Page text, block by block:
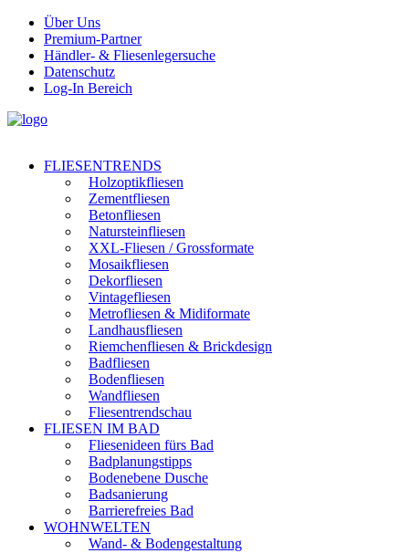
Über Uns
Premium-Partner
Händler- & Fliesenlegersuche
Datenschutz
Log-In Bereich
FLIESENTRENDS
Holzoptikfliesen
Zementfliesen
Betonfliesen
Natursteinfliesen
XXL-Fliesen / Grossformate
Mosaikfliesen
Dekorfliesen
Vintagefliesen
Metrofliesen & Midiformate
Landhausfliesen
Riemchenfliesen & Brickdesign
Badfliesen
Bodenfliesen
Wandfliesen
Fliesentrendschau
FLIESEN IM BAD
Fliesenideen fürs Bad
Badplanungstipps
Bodenebene Dusche
Badsanierung
Barrierefreies Bad
WOHNWELTEN
Wand- & Bodengestaltung